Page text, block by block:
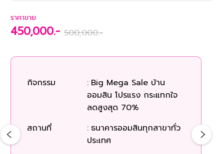
ราคาขาย
450,000.- 500,000.-
กิจกรรม : Big Mega Sale บ้าน
ออมสิน โปรแรง กระแทกใจ
ลดสูงสุด 70%
สถานที่
: ธนาคารออมสินทุกสาขาทั่ว
ประเทศ